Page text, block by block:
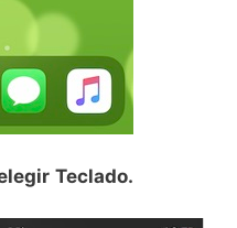
Teclado.